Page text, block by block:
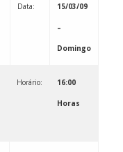
Data: 15/03/09
–
Domingo
Horário: 16:00
Horas